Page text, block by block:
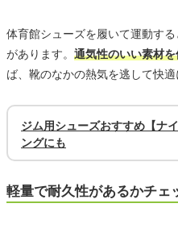
体育館シューズを履いて運動す
があります。 通気性のいい素材
ば、靴のなかの熱気を逃して快適
ジム用シューズおすすめ【ナ
ングにも
軽量で耐久性があるかチェ